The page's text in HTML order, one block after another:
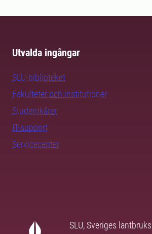
Utvalda ingångar
SLU-biblioteket
Fakulteter och institutioner
Studentkårer
IT-support
Servicecenter
SLU, Sveriges